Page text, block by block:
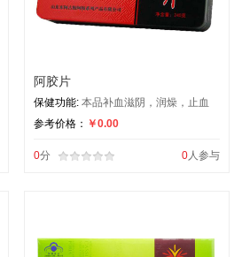
阿胶片
保健功能: 本品补血滋阴，润燥，止血
参考价格： ￥0.00
0人参与
0分